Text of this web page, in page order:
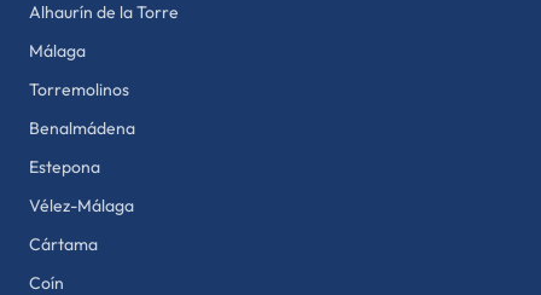
Alhaurín de la Torre
Málaga
Torremolinos
Benalmádena
Estepona
Vélez-Málaga
Cártama
Coín